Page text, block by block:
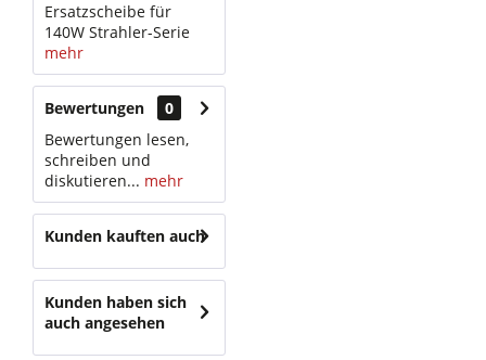
Ersatzscheibe für
140W Strahler-Serie
mehr
Bewertungen
0
Bewertungen lesen,
schreiben und
diskutieren... mehr
Kunden kauften auch
Kunden haben sich
auch angesehen